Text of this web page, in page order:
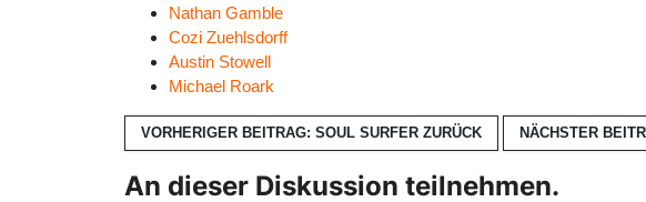
Nathan Gamble
Cozi Zuehlsdorff
Austin Stowell
Michael Roark
VORHERIGER BEITRAG: SOUL SURFER ZURÜCK NÄCHSTER
An dieser Diskussion teilnehmen.